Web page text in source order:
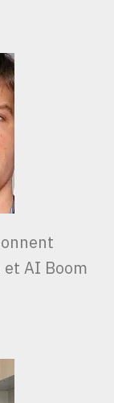
et AI Boom